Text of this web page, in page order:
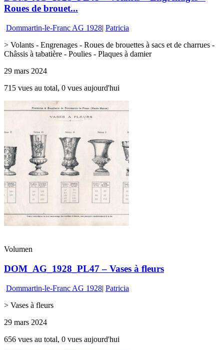
Roues de brouet...
Dommartin-le-Franc AG 1928| Patricia
> Volants - Engrenages - Roues de brouettes à sacs et de charrues -
Châssis à tabatière - Poulies - Plaques à damier
29 mars 2024
715 vues au total, 0 vues aujourd'hui
Volumen
DOM_AG_1928_PL47 – Vases à fleurs
Dommartin-le-Franc AG 1928| Patricia
> Vases à fleurs
29 mars 2024
656 vues au total, 0 vues aujourd'hui